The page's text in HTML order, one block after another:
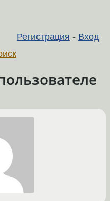
Регистрация - Вход